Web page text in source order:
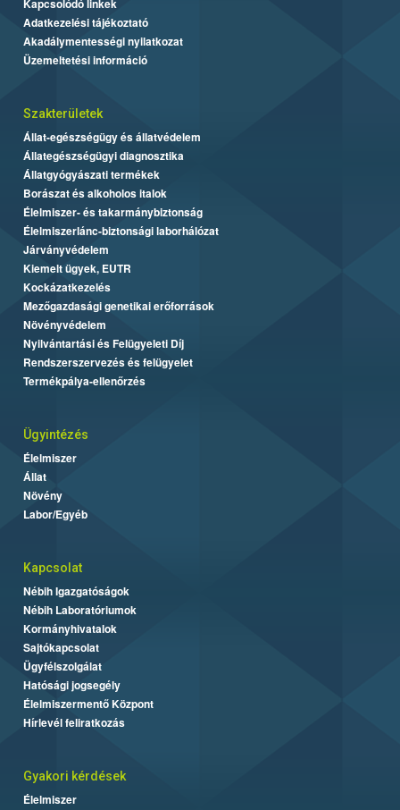
Kapcsolódó linkek
Adatkezelési tájékoztató
Akadálymentességi nyilatkozat
Üzemeltetési információ
Szakterületek
Állat-egészségügy és állatvédelem
Állategészségügyi diagnosztika
Állatgyógyászati termékek
Borászat és alkoholos italok
Élelmiszer- és takarmánybiztonság
Élelmiszerlánc-biztonsági laborhálózat
Járványvédelem
Kiemelt ügyek, EUTR
Kockázatkezelés
Mezőgazdasági genetikai erőforrások
Növényvédelem
Nyilvántartási és Felügyeleti Díj
Rendszerszervezés és felügyelet
Termékpálya-ellenőrzés
Ügyintézés
Élelmiszer
Állat
Növény
Labor/Egyéb
Kapcsolat
Nébih Igazgatóságok
Nébih Laboratóriumok
Kormányhivatalok
Sajtókapcsolat
Ügyfélszolgálat
Hatósági jogsegély
Élelmiszermentő Központ
Hírlevél feliratkozás
Gyakori kérdések
Élelmiszer